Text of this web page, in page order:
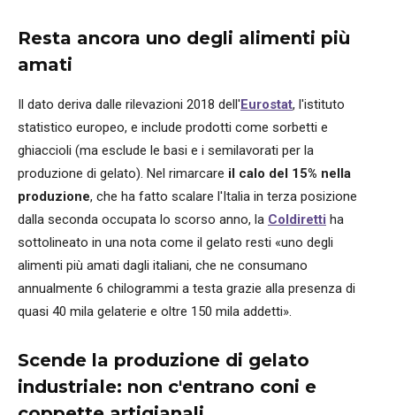
Resta ancora uno degli alimenti più
amati
Il dato deriva dalle rilevazioni 2018 dell'Eurostat, l'istituto
statistico europeo, e include prodotti come sorbetti e
ghiaccioli (ma esclude le basi e i semilavorati per la
produzione di gelato). Nel rimarcare il calo del 15% nella
produzione, che ha fatto scalare l'Italia in terza posizione
dalla seconda occupata lo scorso anno, la Coldiretti ha
sottolineato in una nota come il gelato resti «uno degli
alimenti più amati dagli italiani, che ne consumano
annualmente 6 chilogrammi a testa grazie alla presenza di
quasi 40 mila gelaterie e oltre 150 mila addetti».
Scende la produzione di gelato
industriale: non c'entrano coni e